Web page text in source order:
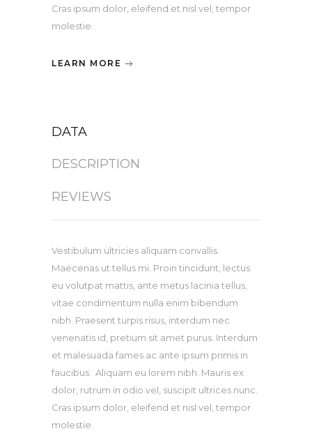
Cras ipsum dolor, eleifend et nisl vel, tempor
molestie.
LEARN MORE
DATA
DESCRIPTION
REVIEWS
Vestibulum ultricies aliquam convallis.
Maecenas ut tellus mi. Proin tincidunt, lectus
eu volutpat mattis, ante metus lacinia tellus,
vitae condimentum nulla enim bibendum
nibh. Praesent turpis risus, interdum nec
venenatis id, pretium sit amet purus. Interdum
et malesuada fames ac ante ipsum primis in
faucibus. Aliquam eu lorem nibh. Mauris ex
dolor, rutrum in odio vel, suscipit ultrices nunc.
Cras ipsum dolor, eleifend et nisl vel, tempor
molestie.